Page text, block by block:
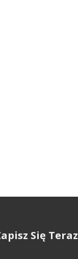
Się Teraz